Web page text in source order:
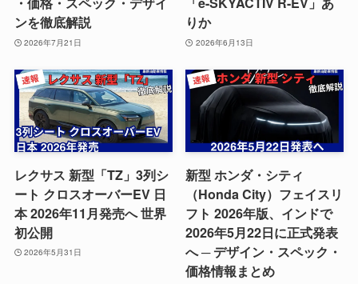
ンを徹底解説
2026年7月21日
りか
2026年6月13日
レクサス 新型「TZ」3列シ
ート クロスオーバーEV 日
本 2026年11月発売へ 世界
初公開
2026年5月31日
新型 ホンダ・シティ
（Honda City）フェイスリ
フト 2026年版、インドで
2026年5月22日に正式発表
へ ─ デザイン・スペック・
価格情報まとめ